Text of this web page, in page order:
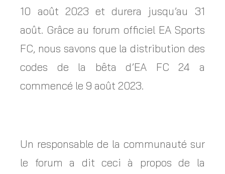
10 août 2023 et durera jusqu’au 31
août. Grâce au forum officiel EA Sports
FC, nous savons que la distribution des
codes de la bêta d’EA FC 24 a
commencé le 9 août 2023.
Un responsable de la communauté sur
le forum a dit ceci à propos de la